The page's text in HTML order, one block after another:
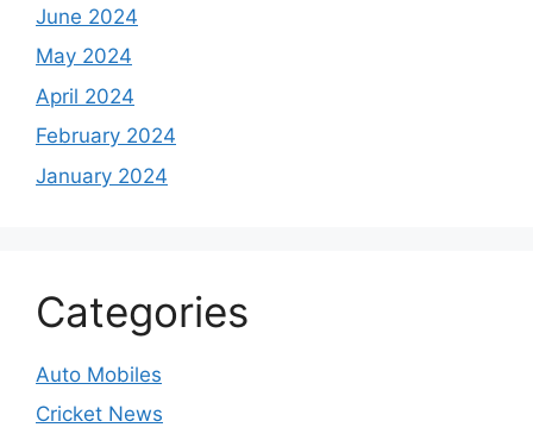
June 2024
May 2024
April 2024
February 2024
January 2024
Categories
Auto Mobiles
Cricket News